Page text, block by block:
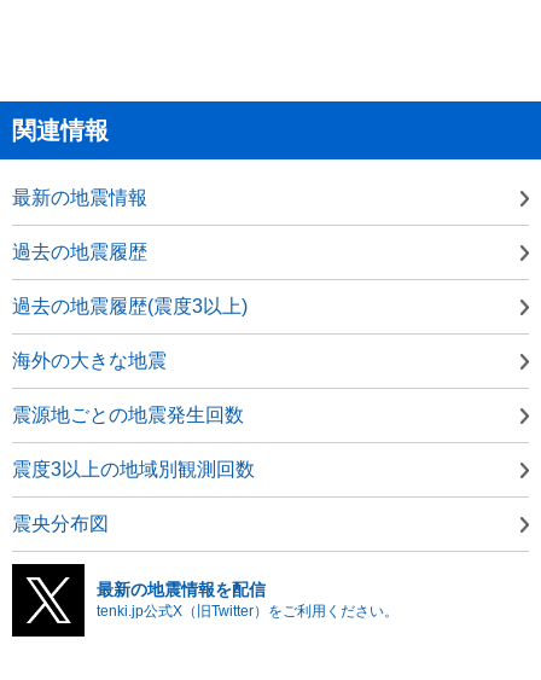
関連情報
最新の地震情報
過去の地震履歴
過去の地震履歴(震度3以上)
海外の大きな地震
震源地ごとの地震発生回数
震度3以上の地域別観測回数
震央分布図
最新の地震情報を配信
tenki.jp公式X（旧Twitter）をご利用ください。